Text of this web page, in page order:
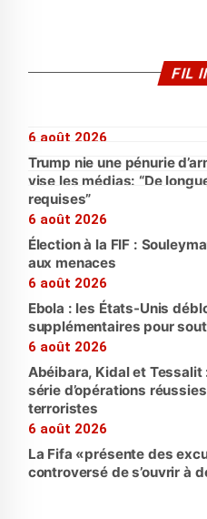
FIL
6 août 2026
Trump nie une pénurie
vise les médias: “De
requises”
6 août 2026
Élection à la FIF :
aux menaces
6 août 2026
Ebola : les États-Unis
supplémentaires pour
6 août 2026
Abéibara, Kidal et Tessalit
série d’opérations
terroristes
6 août 2026
La Fifa «présente des
controversé de s’ouvrir à